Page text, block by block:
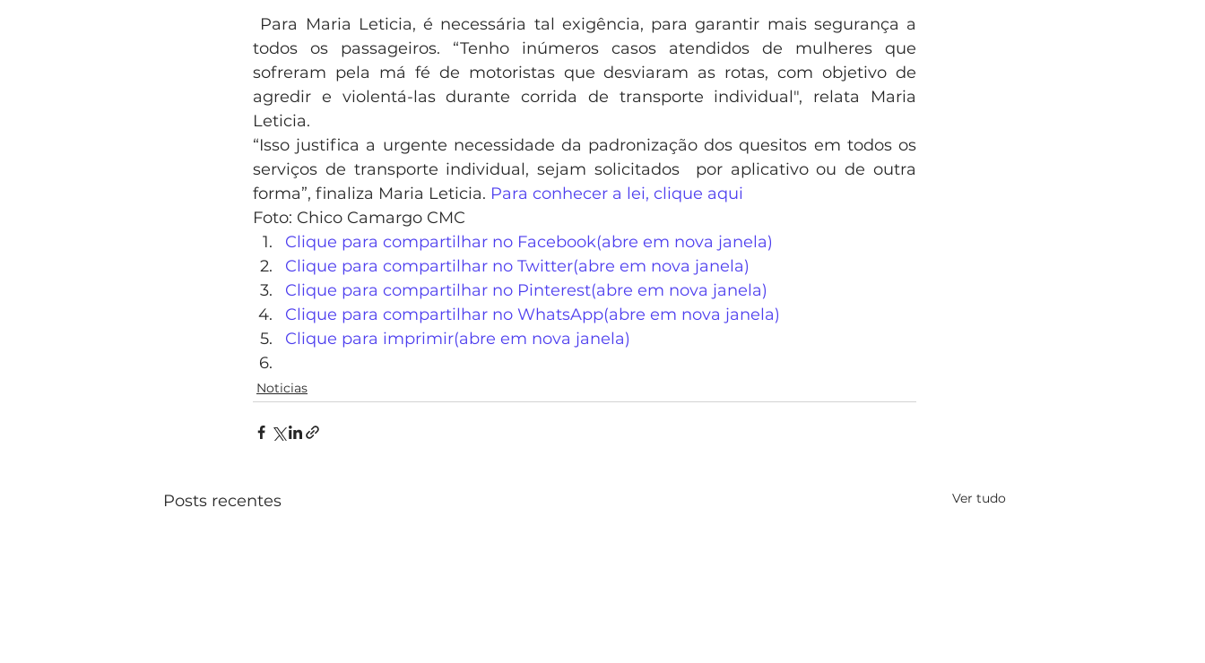
todos os passageiros. “Tenho inúmeros casos atendidos de mulheres que
sofreram pela má fé de motoristas que desviaram as rotas, com objetivo de
agredir e violentá-las durante corrida de transporte individual", relata Maria
Leticia.
“Isso justifica a urgente necessidade da padronização dos quesitos em todos os
serviços de transporte individual, sejam solicitados  por aplicativo ou de outra
forma”, finaliza Maria Leticia. Para conhecer a lei, clique aqui
Foto: Chico Camargo CMC
Clique para compartilhar no Facebook(abre em nova janela)
Clique para compartilhar no Twitter(abre em nova janela)
Clique para compartilhar no Pinterest(abre em nova janela)
Clique para compartilhar no WhatsApp(abre em nova janela)
Clique para imprimir(abre em nova janela)
Noticias
Posts recentes Ver tudo